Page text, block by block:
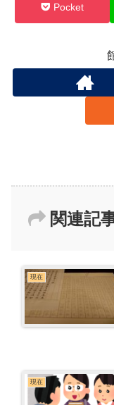
Pocket
関連記
現在
現在